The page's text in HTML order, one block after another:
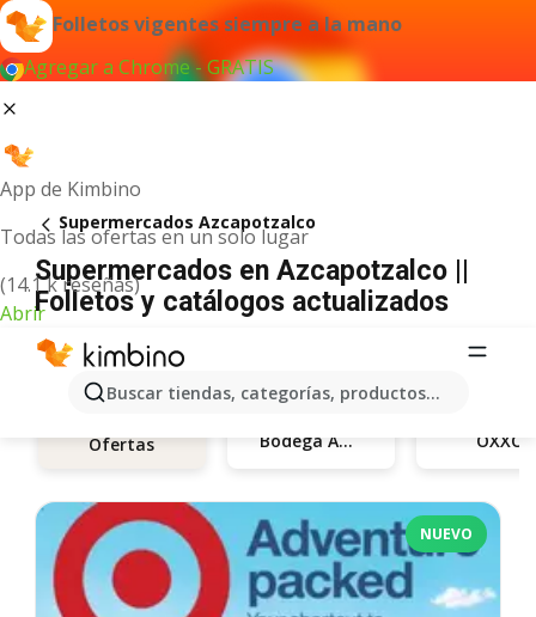
Folletos vigentes siempre a la mano
Agregar a Chrome - GRATIS
App de Kimbino
Todas las ofertas en un solo lugar
(14.1 k reseñas)
Abrir
Buscar tiendas, categorías, productos...
Supermercados Azcapotzalco
Supermercados en Azcapotzalco ||
Folletos y catálogos actualizados
Ofertas Bodega Aurrerá OXXO
NUEVO